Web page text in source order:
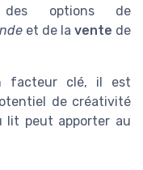
des options de
et de la vente de
facteur clé, il est
de créativité
lit peut apporter au